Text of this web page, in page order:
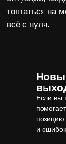
Если вы
и